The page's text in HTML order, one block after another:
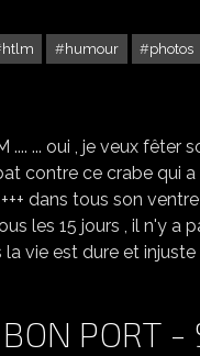
htlm humour photos
... oui , je veux
contre ce crabe qui
dans tous son
les 15 jours , il n'y
vie est dure et injuste
PORT